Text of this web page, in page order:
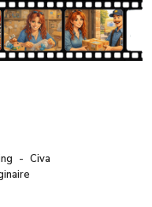
Civa